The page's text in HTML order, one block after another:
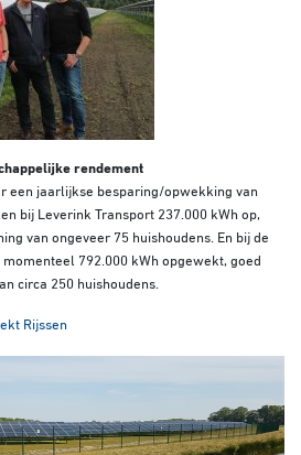
rendement
een jaarlijkse besparing/opwekking van
bij Leverink Transport 237.000 kWh op,
van ongeveer 75 huishoudens. En bij de
792.000 kWh opgewekt, goed
circa 250 huishoudens.
Rijssen